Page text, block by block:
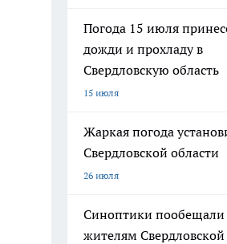
Погода 15 июля
дожди и прохладу в
Свердловскую область
15 июля
Жаркая погода
Свердловской области
26 июля
Синоптики пообещали
жителям Свердловской